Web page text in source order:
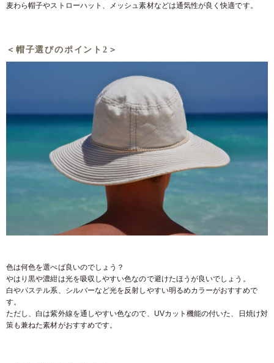
麦わら帽子やストローハット、メッシュ素材などは通気性が良く快適です。
＜帽子選びのポイント2＞
色は何色を選べば良いのでしょう？
やはり黒や濃紺は光を吸収しやすい色なので避けたほうが良いでしょう。
白やパステル系、シルバーなど光を反射しやすい明るめカラーがおすすめで
す。
ただし、白は紫外線を通しやすい色なので、UVカット機能の付いた、日焼け対
策も兼ねた素材がおすすめです。